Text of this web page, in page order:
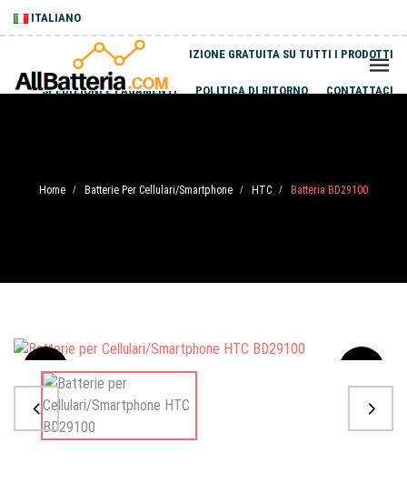
ITALIANO
SPEDIZIONE GRATUITA SU TUTTI I PRODOTTI
SPEDIZIONI E PAGAMENTI POLITICA DI RITORNO CONTATTACI
Home / Batterie Per Cellulari/Smartphone / HTC / Batteria BD29100
Sale